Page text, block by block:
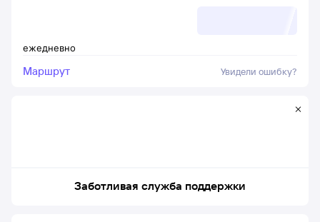
ежедневно
Маршрут Увидели ошибку?
Заботливая служба поддержки